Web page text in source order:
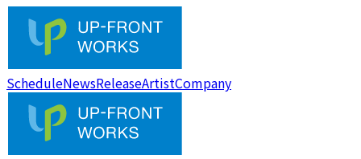
ScheduleNewsReleaseArtistCompany